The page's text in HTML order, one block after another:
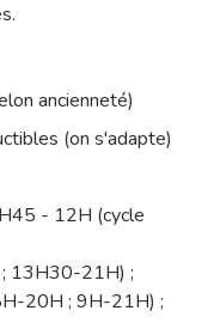
ancienneté)
(on s'adapte)
- 12H (cycle
13H30-21H) ;
20H ; 9H-21H) ;